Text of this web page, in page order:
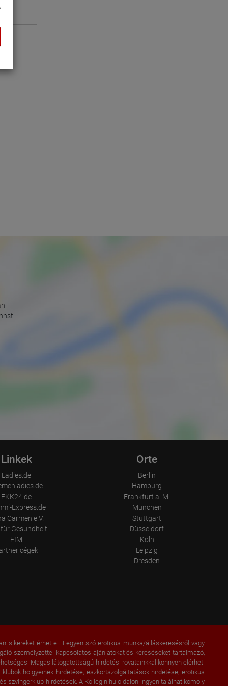
Linkek
Ladies.de
FKK24.de
Express.de
Carmen e.V.
Gesundheit
FIM
cégek
Orte
Berlin
Hamburg
Frankfurt a. M.
München
Stuttgart
Düsseldorf
Köln
Leipzig
Dresden
sikereket érhet el. Legyen szóerotikus munka/álláskeresésről vagy
személyzettel kapcsolatos ajánlatokat és kereséseket tartalmazó,
Magas látogatottságú hirdetési rovatainkkal könnyen elérheti
hölgyeinek hirdetése, eszkortszolgáltatások hirdetése, erotikus
szvingerklub hirdetések. A Kollegin.hu oldalon ingyen találhat komoly